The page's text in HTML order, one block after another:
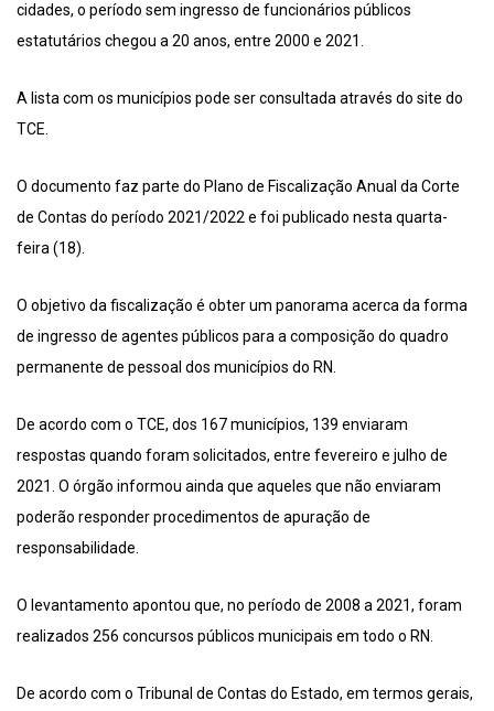
cidades, o período sem ingresso de funcionários públicos
estatutários chegou a 20 anos, entre 2000 e 2021.
A lista com os municípios pode ser consultada através do site do
TCE.
O documento faz parte do Plano de Fiscalização Anual da Corte
de Contas do período 2021/2022 e foi publicado nesta quarta-
feira (18).
O objetivo da fiscalização é obter um panorama acerca da forma
de ingresso de agentes públicos para a composição do quadro
permanente de pessoal dos municípios do RN.
De acordo com o TCE, dos 167 municípios, 139 enviaram
respostas quando foram solicitados, entre fevereiro e julho de
2021. O órgão informou ainda que aqueles que não enviaram
poderão responder procedimentos de apuração de
responsabilidade.
O levantamento apontou que, no período de 2008 a 2021, foram
realizados 256 concursos públicos municipais em todo o RN.
De acordo com o Tribunal de Contas do Estado, em termos gerais,